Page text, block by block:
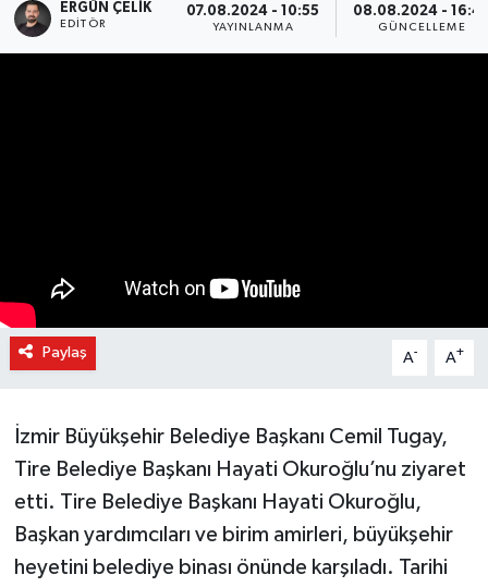
ERGÜN ÇELIK
EDITÖR
07.08.2024 - 10:55
YAYINLANMA
08.08.2024 -
GÜNCELLEME
Paylaş A- A+
İzmir Büyükşehir Belediye Başkanı Cemil Tugay,
Tire Belediye Başkanı Hayati Okuroğlu’nu ziyaret
etti. Tire Belediye Başkanı Hayati Okuroğlu,
Başkan yardımcıları ve birim amirleri, büyükşehir
heyetini belediye binası önünde karşıladı. Tarihi